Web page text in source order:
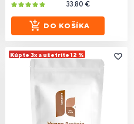
33.80 €
DO KOŠÍKA
Kúpte 3x a ušetrite 12 %